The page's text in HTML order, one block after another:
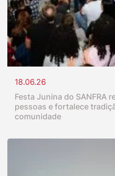
18.06.26
Festa Junina do SANFRA
pessoas e fortalece
comunidade